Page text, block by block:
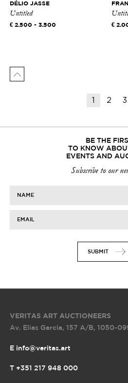
DÉLIO JASSE
Untitled
2.500 - 3.500
1 2 3
BE THE
TO KNOW
EVENTS AND
Subscribe to our
NAME
EMAIL
SUBMIT
VERITAS ART AUCTIONEERS
Av. Elias Garcia, 157 A/B, 1050-
E info@veritas.art
T +351 217 948 000